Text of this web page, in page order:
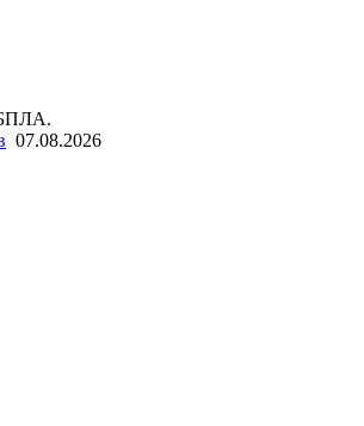
БПЛА.
07.08.2026